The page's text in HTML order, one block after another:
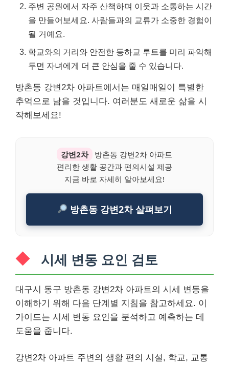
주변 공원에서 자주 산책하며 이웃과 소통하는 시간
을 만들어보세요. 사람들과의 교류가 소중한 경험이
될 거예요.
학교와의 거리와 안전한 등하교 루트를 미리 파악해
두면 자녀에게 더 큰 안심을 줄 수 있습니다.
방촌동 강변2차 아파트에서는 매일매일이 특별한
추억으로 남을 것입니다. 여러분도 새로운 삶을 시
작해보세요!
강변2차
방촌동 강변2차 아파트
편리한 생활 공간과 편의시설 제공
지금 바로 자세히 알아보세요!
방촌동 강변2차 살펴보기
시세 변동 요인 검토
대구시 동구 방촌동 강변2차 아파트의 시세 변동을
이해하기 위해 다음 단계별 지침을 참고하세요. 이
가이드는 시세 변동 요인을 분석하고 예측하는 데
도움을 줍니다.
강변2차 아파트 주변의 생활 편의 시설, 학교, 교통